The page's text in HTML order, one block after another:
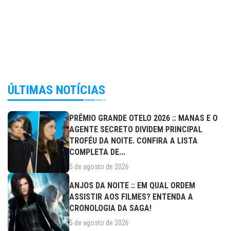
ÚLTIMAS NOTÍCIAS
PRÊMIO GRANDE OTELO 2026 :: MANAS E O
AGENTE SECRETO DIVIDEM PRINCIPAL
TROFÉU DA NOITE. CONFIRA A LISTA
COMPLETA DE...
5 de agosto de 2026
ANJOS DA NOITE :: EM QUAL ORDEM
ASSISTIR AOS FILMES? ENTENDA A
CRONOLOGIA DA SAGA!
5 de agosto de 2026